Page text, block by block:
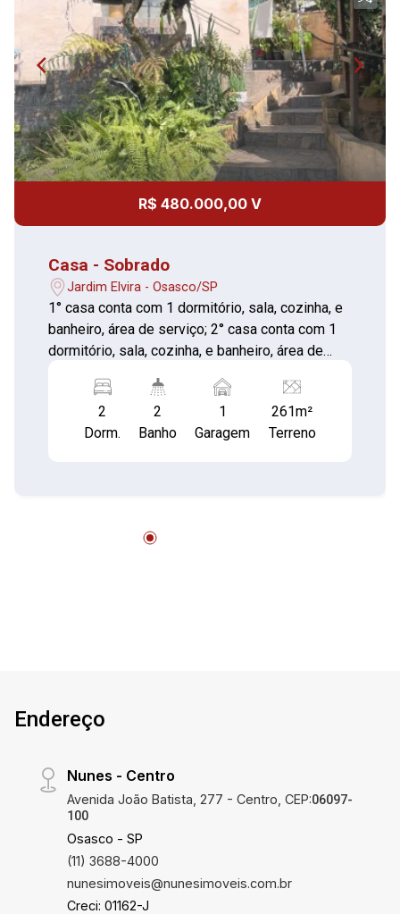
R$ 480.000,00 V
Casa - Sobrado
Jardim Elvira - Osasco/SP
1° casa conta com 1 dormitório, sala, cozinha, e
banheiro, área de serviço; 2° casa conta com 1
dormitório, sala, cozinha, e banheiro, área de
banheiro, área de serviço; Além de um quintal
espaçoso e 1 vaga de garagem. Próximo a
diversos estabelecimentos comercias, Chama
agende agora mesmo sua visita com um de
2
Dorm.
2
Banho
1
Garagem
261m²
Terreno
Endereço
Nunes - Centro
Avenida João Batista, 277 - Centro, CEP:06097-
100
Osasco - SP
(11) 3688-4000
nunesimoveis@nunesimoveis.com.br
Creci: 01162-J